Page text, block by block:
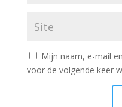
Mijn naam, e-mail
voor de volgende keer